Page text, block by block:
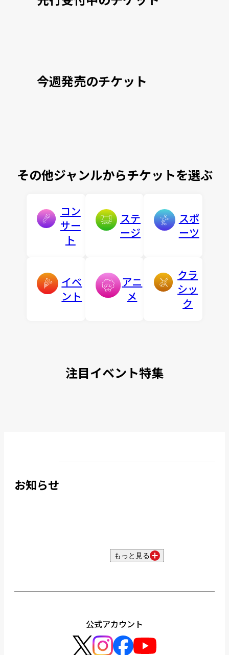
今週発売のチケット
その他ジャンルからチケットを選ぶ
コン
サー
ト
ステ
ージ
スポ
ーツ
イベ
ント
アニ
メ
クラ
シッ
ク
注目イベント特集
お知らせ
もっと見る
公式アカウント